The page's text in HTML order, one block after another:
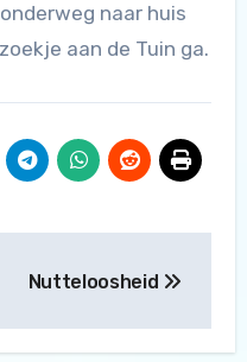
naar huis
aan de Tuin ga.
Nutteloosheid